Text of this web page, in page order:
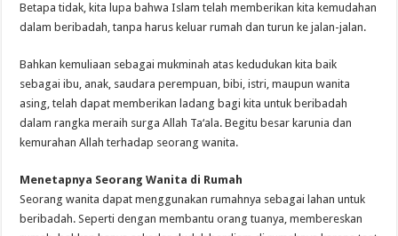
Betapa tidak, kita lupa bahwa Islam telah memberikan kita kemudahan
dalam beribadah, tanpa harus keluar rumah dan turun ke jalan-jalan.
Bahkan kemuliaan sebagai mukminah atas kedudukan kita baik
sebagai ibu, anak, saudara perempuan, bibi, istri, maupun wanita
asing, telah dapat memberikan ladang bagi kita untuk beribadah
dalam rangka meraih surga Allah Ta‘ala. Begitu besar karunia dan
kemurahan Allah terhadap seorang wanita.
Menetapnya Seorang Wanita di Rumah
Seorang wanita dapat menggunakan rumahnya sebagai lahan untuk
beribadah. Seperti dengan membantu orang tuanya, membereskan